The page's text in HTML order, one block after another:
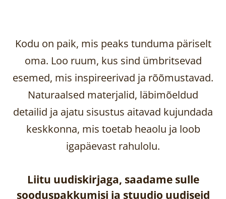
Kodu on paik, mis peaks tunduma päriselt
oma. Loo ruum, kus sind ümbritsevad
esemed, mis inspireerivad ja rõõmustavad.
Naturaalsed materjalid, läbimõeldud
detailid ja ajatu sisustus aitavad kujundada
keskkonna, mis toetab heaolu ja loob
igapäevast rahulolu.
Liitu uudiskirjaga, saadame sulle
sooduspakkumisi ja stuudio uudiseid